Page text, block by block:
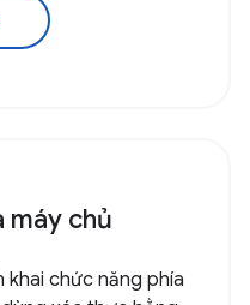
máy chủ
khai chức năng phía